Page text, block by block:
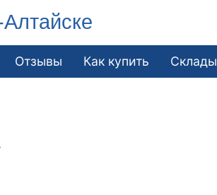
Отзывы Как купить Склады